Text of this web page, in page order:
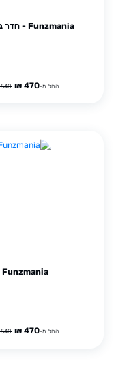
Funzmania - חדר בריחה לילה מכושף - באפי קוטלת הערפדים
החל מ-470 ₪
540 ₪
Funzmania - חדר בריחה מרבד הקסמים - אלדין
החל מ-470 ₪
540 ₪